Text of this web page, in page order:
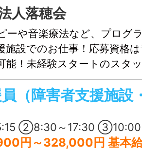
人落穂会
ーや音楽療法など、プログ
施設でのお仕事！応募資格
能！未経験スタートのスタ
ォロー体制も万全♪入社して
す。働きやすさにこだわっ
せんか？
19:00 ④宿直／8:30～翌9:30 ⑤断続勤務／6:15～9:30、15:45～21:00のうち8時間
円 基本給：164,900円～250,000円 処遇改善手当：